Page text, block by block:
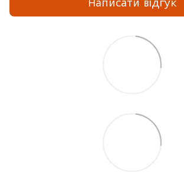
Написати відгук